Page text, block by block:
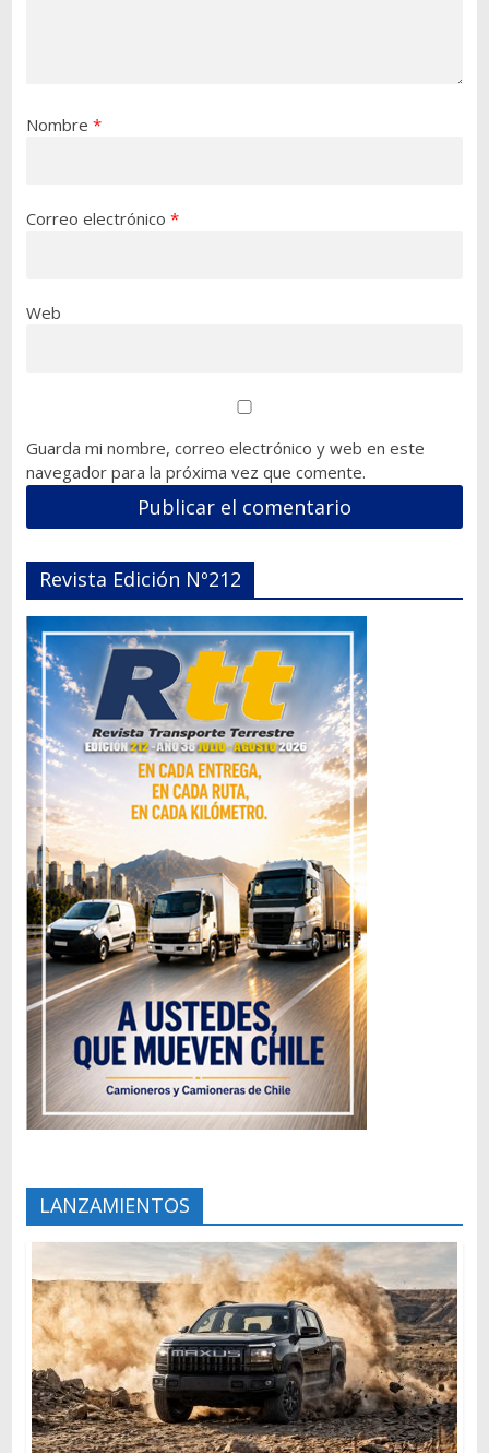
Nombre *
Correo electrónico *
Web
Guarda mi nombre, correo electrónico y web en este
navegador para la próxima vez que comente.
Revista Edición Nº212
LANZAMIENTOS